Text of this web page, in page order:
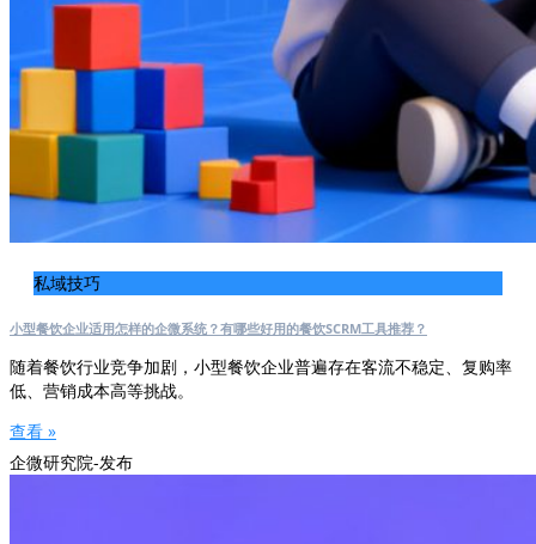
私域技巧
小型餐饮企业适用怎样的企微系统？有哪些好用的餐饮SCRM工具推荐？
随着餐饮行业竞争加剧，小型餐饮企业普遍存在客流不稳定、复购率
低、营销成本高等挑战。
查看 »
企微研究院-发布